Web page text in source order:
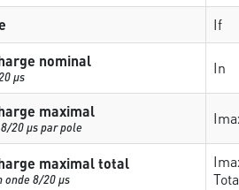
If
nominal
µs In
maximal
20 µs par pole
maximal total
onde 8/20 µs